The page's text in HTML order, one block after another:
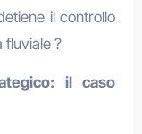
il controllo
fluviale ?
il caso